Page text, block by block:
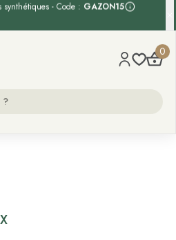
synthétiques - Code :
0